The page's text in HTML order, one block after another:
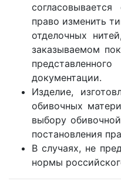
право изменить
отделочных
заказываемом
документации.
Изделие,
обивочных
выбору
постановления
В случаях, не
нормы